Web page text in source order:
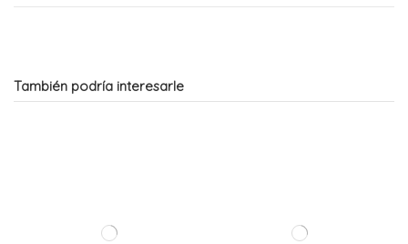
También podría interesarle